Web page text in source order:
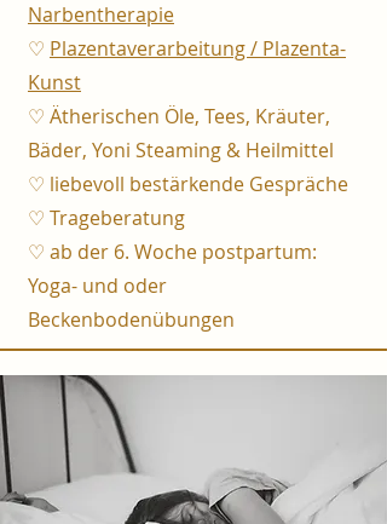
Narbentherapie
♡ Plazentaverarbeitung / Plazenta-
Kunst
♡ Ätherischen Öle, Tees, Kräuter,
Bäder, Yoni Steaming & Heilmittel
♡ liebevoll bestärkende Gespräche
♡ Trageberatung
♡ ab der 6. Woche postpartum:
Yoga- und oder
Beckenbodenübungen